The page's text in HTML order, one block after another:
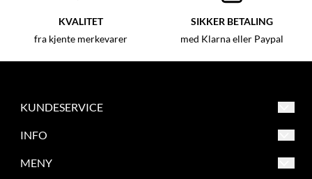
KVALITET
fra kjente merkevarer
SIKKER BETALING
med Klarna eller Paypal
KUNDESERVICE
INFO
MENY